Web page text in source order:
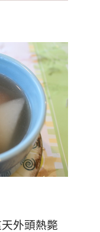
外頭熱斃